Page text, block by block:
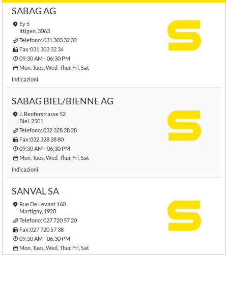
SABAG AG
Ey 5
Ittigen, 3063
Telefono:031 303 32 32
Fax:031 303 32 34
09:30 AM - 06:30 PM
Mon, Tues, Wed, Thur, Fri, Sat
Indicazioni
SABAG BIEL/BIENNE AG
J. Renferstrasse 52
Biel, 2501
Telefono:032 328 28 28
Fax:032 328 28 80
09:30 AM - 06:30 PM
Mon, Tues, Wed, Thur, Fri, Sat
Indicazioni
SANVAL SA
Rue De Levant 160
Martigny, 1920
Telefono:027 720 57 20
Fax:027 720 57 38
09:30 AM - 06:30 PM
Mon, Tues, Wed, Thur, Fri, Sat